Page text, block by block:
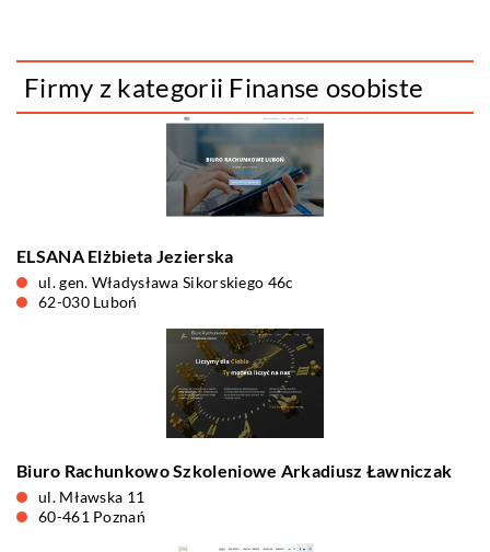
Firmy z kategorii Finanse osobiste
ELSANA Elżbieta Jezierska
ul. gen. Władysława Sikorskiego 46c
62-030 Luboń
Biuro Rachunkowo Szkoleniowe Arkadiusz Ławniczak
ul. Mławska 11
60-461 Poznań